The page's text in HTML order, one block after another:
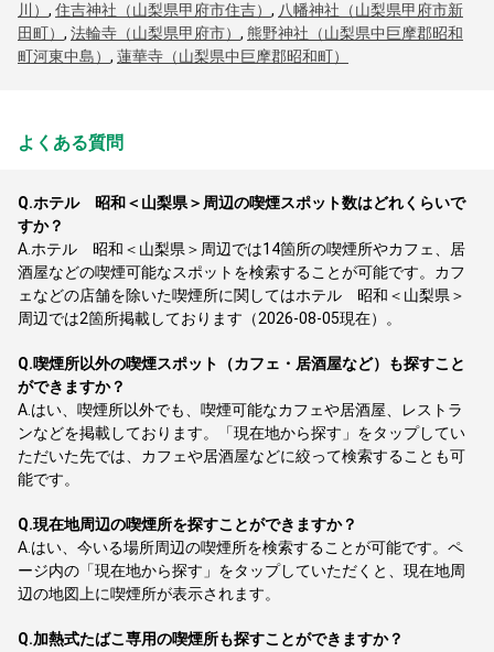
川） , 住吉神社（山梨県甲府市住吉） , 八幡神社（山梨県甲府市新
田町） , 法輪寺（山梨県甲府市） , 熊野神社（山梨県中巨摩郡昭和
町河東中島） , 蓮華寺（山梨県中巨摩郡昭和町）
よくある質問
Q.ホテル 昭和＜山梨県＞周辺の喫煙スポット数はどれくらいで
すか？
A. ホテル 昭和＜山梨県＞周辺では14箇所の喫煙所やカフェ、居
酒屋などの喫煙可能なスポットを検索することが可能です。カフ
ェなどの店舗を除いた喫煙所に関してはホテル 昭和＜山梨県＞
周辺では2箇所掲載しております（2026-08-05現在）。
Q.喫煙所以外の喫煙スポット（カフェ・居酒屋など）も探すこと
ができますか？
A. はい、喫煙所以外でも、喫煙可能なカフェや居酒屋、レストラ
ンなどを掲載しております。「現在地から探す」をタップしてい
ただいた先では、カフェや居酒屋などに絞って検索することも可
能です。
Q.現在地周辺の喫煙所を探すことができますか？
A. はい、今いる場所周辺の喫煙所を検索することが可能です。ペ
ージ内の「現在地から探す」をタップしていただくと、現在地周
辺の地図上に喫煙所が表示されます。
Q.加熱式たばこ専用の喫煙所も探すことができますか？